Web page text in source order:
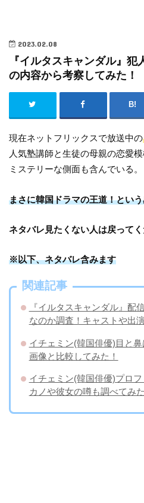
2023.02.08
『イルタスキャンダル』
の内容から考察してみた！
現在ネットフリックスで放送中の
人気塾講師と生徒の母親の恋愛
ミステリーな側面も含んでいる。
まさに韓国ドラマの王道！とい
ネタバレ見たくない人は戻ってく
※以下、ネタバレ含みます
関連記事
『イルタスキャンダル』配
なのか調査！キャストや出
イチェミン(韓国俳優)目と
画像と比較してみた！
イチェミン(韓国俳優)プロ
カノや彼女の噂も調べてみた